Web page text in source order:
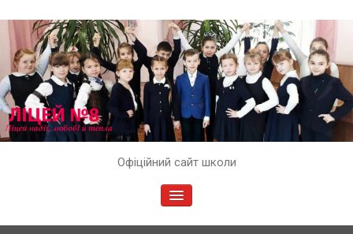
Офіційний сайт школи
TOGGLE